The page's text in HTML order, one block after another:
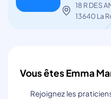
18 R DES
13640 La
Vous êtes Emma
Rejoignez les